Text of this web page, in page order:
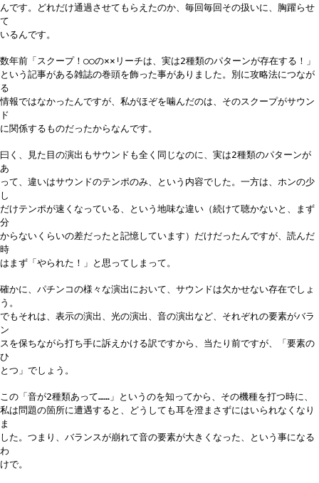
んです。どれだけ通過させてもらえたのか、毎回毎回その扱いに、胸躍らせ
て
いるんです。
数年前「スクープ！○○の××リーチは、実は2種類のパターンが存在する！」
という記事がある雑誌の巻頭を飾った事がありました。別に攻略法につなが
る
情報ではなかったんですが、私がほぞを噛んだのは、そのスクープがサウン
ド
に関係するものだったからなんです。
曰く、見た目の演出もサウンドも全く同じなのに、実は2種類のパターンが
あ
って、違いはサウンドのテンポのみ、という内容でした。一方は、ホンの少
し
だけテンポが速くなっている、という地味な違い（続けて聴かないと、まず
分
からないくらいの差だったと記憶しています）だけだったんですが、読んだ
時
はまず「やられた！」と思ってしまって。
確かに、パチンコの様々な演出において、サウンドは欠かせない存在でしょ
う。
でもそれは、表示の演出、光の演出、音の演出など、それぞれの要素がバラ
ン
スを保ちながら打ち手に訴えかける訳ですから、当たり前ですが、「要素の
ひ
とつ」でしょう。
この「音が2種類あって……」というのを知ってから、その機種を打つ時に、
私は問題の箇所に遭遇すると、どうしても耳を澄まさずにはいられなくなり
ま
した。つまり、バランスが崩れて音の要素が大きくなった、という事になる
わ
けで。